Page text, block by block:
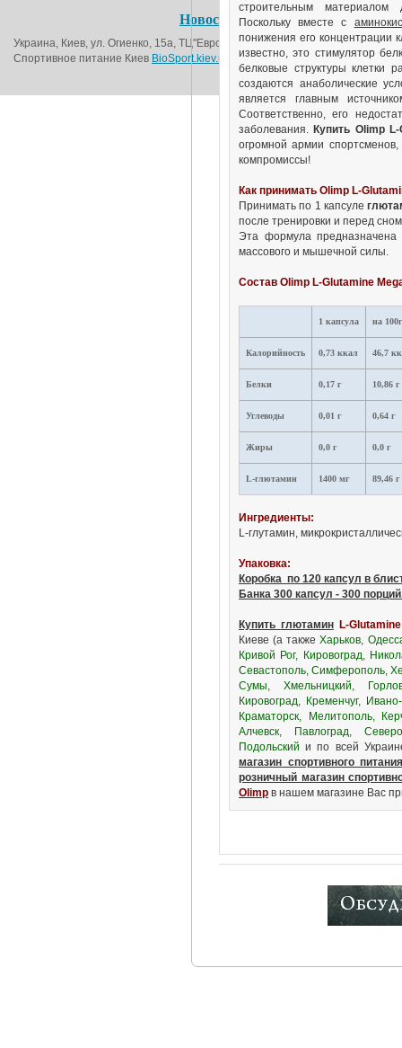
строительным материалом
Поскольку вместе с
понижения его концентрации
известно, это стимулятор
белковые структуры клетки
создаются анаболические
является главным
Соответственно, его
заболевания. Купить Olimp
огромной армии
компромиссы!
Как принимать Olimp L-
Принимать по 1 капсуле
после тренировки и перед
Эта формула
массового и мышечной силы.
Состав Olimp L-Glutamine
1 капсула на 100г
Калорийность 0,73 ккал 46,7
Белки 0,17 г 10,86 г
Углеводы 0,01 г 0,64 г
Жиры 0,0 г 0,0 г
L-глютамин 1400 мг 89,46 г
Ингредиенты:
L-глутамин,
Упаковка:
Коробка по 120 капсул в
Банка 300 капсул - 300
Купить глютамин L-
Киеве (а такжеХарьков,
Кривой Рог, Кировоград,
Севастополь, Симферополь,
Сумы, Хмельницкий,
Кировоград, Кременчуг,
Краматорск, Мелитополь,
Алчевск, Павлоград,
Подольский и по всей
магазин спортивного
розничный магазин
Olimp в нашем магазине Вас
Новости О магазине
Украина, Киев, ул. Огиенко, 15а, ТЦ"Европорт", 1-й этаж (возле метро
Спортивное питание Киев BioSport.kiev.ua © 2016